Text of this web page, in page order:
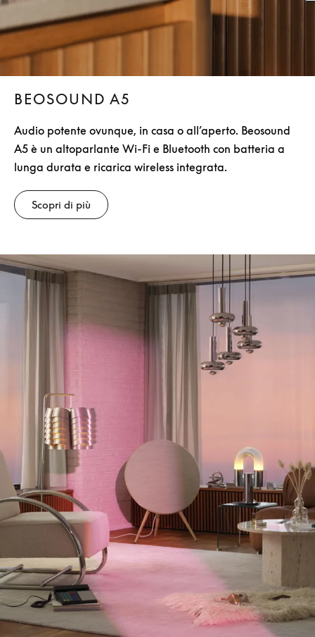
BEOSOUND A5
Audio potente ovunque, in casa o all’aperto. Beosound
A5 è un altoparlante Wi-Fi e Bluetooth con batteria a
lunga durata e ricarica wireless integrata.
Scopri di più